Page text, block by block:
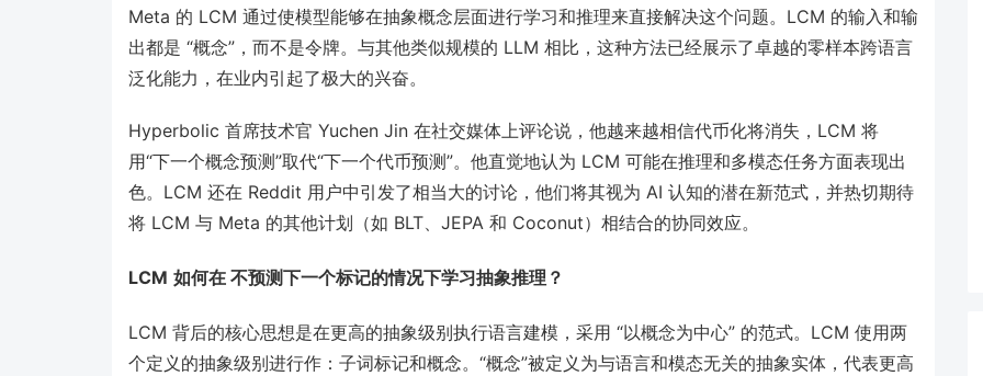
Meta 的 LCM 通过使模型能够在抽象概念层面进行学习和推理来直接解决这个问题。LCM 的输入和输
出都是 “概念”，而不是令牌。与其他类似规模的 LLM 相比，这种方法已经展示了卓越的零样本跨语言
泛化能力，在业内引起了极大的兴奋。
Hyperbolic 首席技术官 Yuchen Jin 在社交媒体上评论说，他越来越相信代币化将消失，LCM 将
用“下一个概念预测”取代“下一个代币预测”。他直觉地认为 LCM 可能在推理和多模态任务方面表现出
色。LCM 还在 Reddit 用户中引发了相当大的讨论，他们将其视为 AI 认知的潜在新范式，并热切期待
将 LCM 与 Meta 的其他计划（如 BLT、JEPA 和 Coconut）相结合的协同效应。
LCM 如何在 不预测下一个标记的情况下学习抽象推理？
LCM 背后的核心思想是在更高的抽象级别执行语言建模，采用 “以概念为中心” 的范式。LCM 使用两
个定义的抽象级别进行作：子词标记和概念。“概念”被定义为与语言和模态无关的抽象实体，代表更高